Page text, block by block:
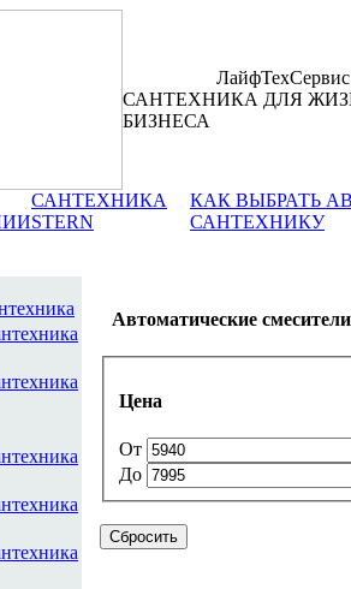
ЛайфТехСервис
САНТЕХНИКА ДЛЯ
БИЗНЕСА
САНТЕХНИКА
STERN
КАК ВЫБРАТЬ
САНТЕХНИКУ
Автоматические
Цена
От
До
Сбросить